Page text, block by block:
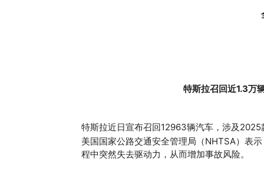
特斯拉召回近1.3万
特斯拉近日宣布召回12963辆汽车，涉及
美国国家公路交通安全管理局（NHTSA）表
程中突然失去驱动力，从而增加事故风险。